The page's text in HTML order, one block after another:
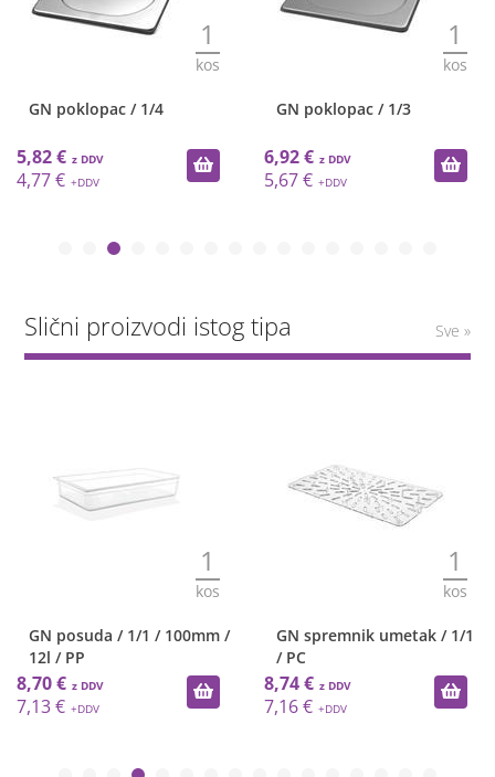
1
kos
GN poklopac / 1/4
5,82 €
4,77 €
1
kos
GN poklopac / 1/3
6,92 €
5,67 €
Slični proizvodi istog tipa Sve »
1
kos
GN posuda / 1/1 / 100mm /
12l / PP
8,70 €
7,13 €
1
kos
GN spremnik umetak / 1/1
/ PC
8,74 €
7,16 €